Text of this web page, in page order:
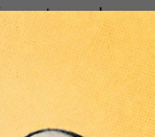
nach
regionaler
lässt auf